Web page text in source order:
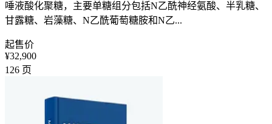
唾液酸化聚糖，主要单糖组分包括N乙酰神经氨酸、半乳糖、
甘露糖、岩藻糖、N乙酰葡萄糖胺和N乙...
起售价
¥32,900
126 页